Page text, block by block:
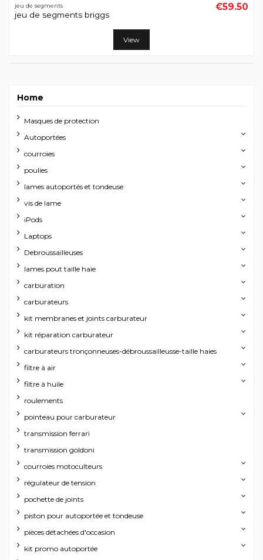
jeu de segments
jeu de segments briggs
€59.50
View
Home
Masques de protection
Autoportées
courroies
poulies
lames autoportés et tondeuse
vis de lame
iPods
Laptops
Debroussailleuses
lames pout taille haie
carburation
carburateurs
kit membranes et joints carburateur
kit réparation carburateur
carburateurs tronçonneuses-débroussailleusse-taille haies
filtre à air
filtre à huile
roulements
pointeau pour carburateur
transmission ferrari
transmission goldoni
courroies motoculteurs
régulateur de tension
pochette de joints
piston pour autoportée et tondeuse
pièces détachées d'occasion
kit promo autoportée